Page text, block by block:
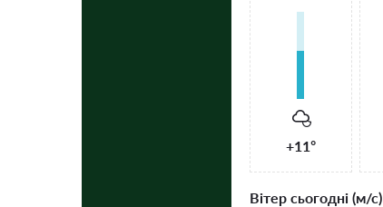
+11°
Вітер сьогодні (м/с)